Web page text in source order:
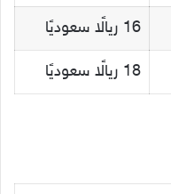
16 ريالًا سعوديًا
18 ريالًا سعوديًا